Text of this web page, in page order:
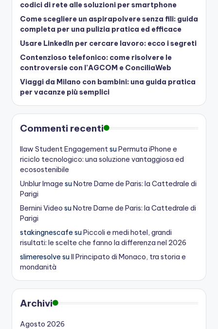
codici di rete alle soluzioni per smartphone
Come scegliere un aspirapolvere senza fili: guida
completa per una pulizia pratica ed efficace
Usare LinkedIn per cercare lavoro: ecco i segreti
Contenzioso telefonico: come risolvere le
controversie con l’AGCOM e ConciliaWeb
Viaggi da Milano con bambini: una guida pratica
per vacanze più semplici
Commenti recenti
Ilaw Student EngagementsuPermuta iPhone e
riciclo tecnologico: una soluzione vantaggiosa ed
ecosostenibile
Unblur Image suNotre Dame de Paris: la Cattedrale di
Parigi
Bernini Video suNotre Dame de Paris: la Cattedrale di
Parigi
stakingnescafe suPiccoli e medi hotel, grandi
risultati: le scelte che fanno la differenza nel 2026
slimeresolve suIl Principato di Monaco, tra storia e
mondanità
Archivi
Agosto 2026